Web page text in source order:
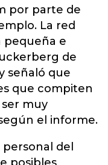
por parte de
La red
pequeña e
de
señaló que
que compiten
ser muy
el informe.
del